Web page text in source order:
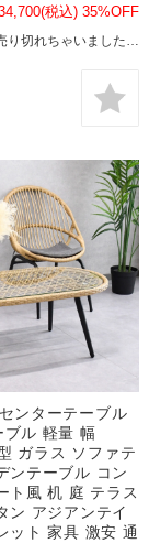
(税込) 35%OFF
り切れちゃいました…
ンターテーブル
ブル 軽量 幅
ガラス ソファテ
ンテーブル コン
ト風 机 庭 テラス
ン アジアンテイ
ット 家具 激安 通